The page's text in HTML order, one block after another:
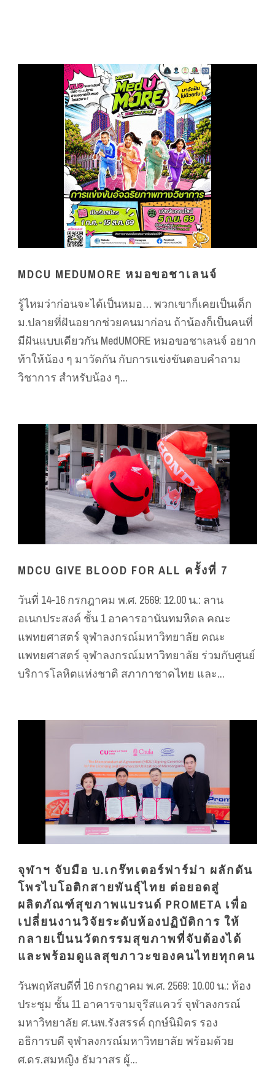
MDCU MEDUMORE หมอขอชาเลนจ์
รู้ไหมว่าก่อนจะได้เป็นหมอ… พวกเขาก็เคยเป็นเด็ก
ม.ปลายที่ฝันอยากช่วยคนมาก่อน ถ้าน้องก็เป็นคนที่
มีฝันแบบเดียวกัน MedUMORE หมอขอชาเลนจ์ อยาก
ท้าให้น้อง ๆ มาวัดกัน กับการแข่งขันตอบคำถาม
วิชาการ สำหรับน้อง ๆ...
MDCU GIVE BLOOD FOR ALL ครั้งที่ 7
วันที่ 14-16 กรกฎาคม พ.ศ. 2569: 12.00 น.: ลาน
อเนกประสงค์ ชั้น 1 อาคารอานันทมหิดล คณะ
แพทยศาสตร์ จุฬาลงกรณ์มหาวิทยาลัย คณะ
แพทยศาสตร์ จุฬาลงกรณ์มหาวิทยาลัย ร่วมกับศูนย์
บริการโลหิตแห่งชาติ สภากาชาดไทย และ...
จุฬาฯ จับมือ บ.เกร๊ทเตอร์ฟาร์ม่า ผลักดัน
โพรไบโอติกสายพันธุ์ไทย ต่อยอดสู่
ผลิตภัณฑ์สุขภาพแบรนด์ PROMETA เพื่อ
เปลี่ยนงานวิจัยระดับห้องปฏิบัติการ ให้
กลายเป็นนวัตกรรมสุขภาพที่จับต้องได้
และพร้อมดูแลสุขภาวะของคนไทยทุกคน
วันพฤหัสบดีที่ 16 กรกฎาคม พ.ศ. 2569: 10.00 น.: ห้อง
ประชุม ชั้น 11 อาคารจามจุรีสแควร์ จุฬาลงกรณ์
มหาวิทยาลัย ศ.นพ.รังสรรค์ ฤกษ์นิมิตร รอง
อธิการบดี จุฬาลงกรณ์มหาวิทยาลัย พร้อมด้วย
ศ.ดร.สมหญิง ธัมวาสร ผู้...